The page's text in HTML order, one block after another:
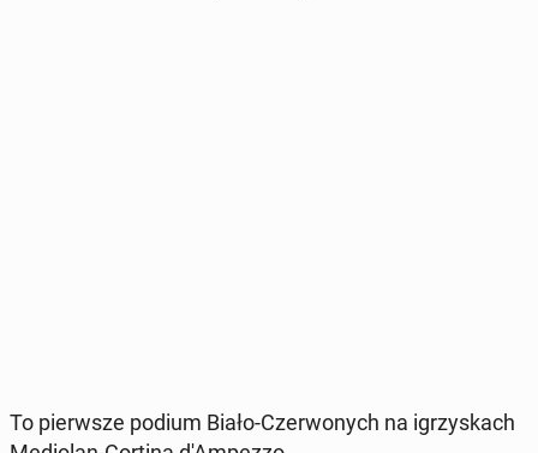
To pierw­sze podium Biało-Czer­wo­nych na igrzy­skach